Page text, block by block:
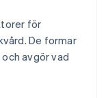
för
De formar
avgör vad